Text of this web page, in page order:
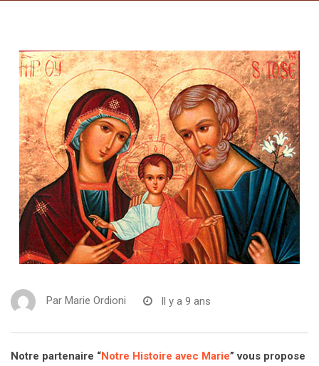
Par Marie Ordioni Il y a 9 ans
Notre partenaire “Notre Histoire avec Marie” vous propose